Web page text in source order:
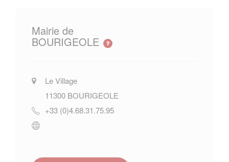
Mairie de
BOURIGEOLE
Le Village
11300 BOURIGEOLE
+33 (0)4.68.31.75.95